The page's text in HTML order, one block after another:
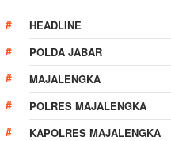
HEADLINE
POLDA JABAR
MAJALENGKA
POLRES MAJALENGKA
KAPOLRES MAJALENGKA